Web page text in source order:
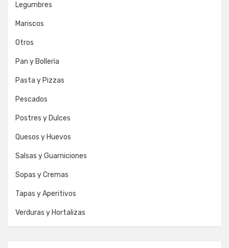
Legumbres
Mariscos
Otros
Pan y Bolleria
Pasta y Pizzas
Pescados
Postres y Dulces
Quesos y Huevos
Salsas y Guarniciones
Sopas y Cremas
Tapas y Aperitivos
Verduras y Hortalizas